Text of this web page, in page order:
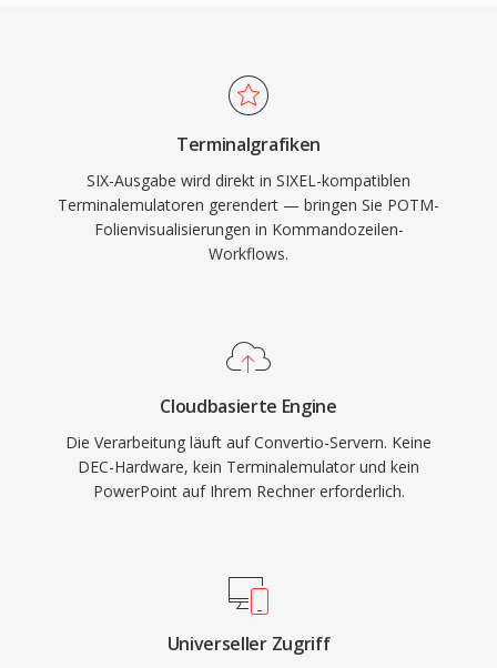
Terminalgrafiken
SIX-Ausgabe wird direkt in SIXEL-kompatiblen
Terminalemulatoren gerendert — bringen Sie POTM-
Folienvisualisierungen in Kommandozeilen-
Workflows.
Cloudbasierte Engine
Die Verarbeitung läuft auf Convertio-Servern. Keine
DEC-Hardware, kein Terminalemulator und kein
PowerPoint auf Ihrem Rechner erforderlich.
Universeller Zugriff